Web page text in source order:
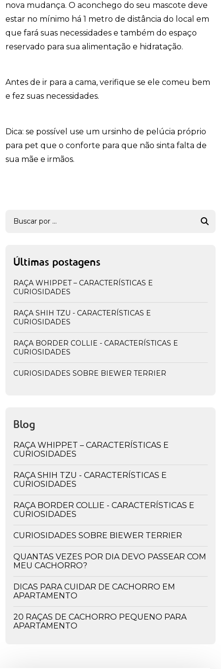
nova mudança. O aconchego do seu mascote deve
estar no mínimo há 1 metro de distância do local em
que fará suas necessidades e também do espaço
reservado para sua alimentação e hidratação.
Antes de ir para a cama, verifique se ele comeu bem
e fez suas necessidades.
Dica: se possível use um ursinho de pelúcia próprio
para pet que o conforte para que não sinta falta de
sua mãe e irmãos.
Últimas postagens
RAÇA WHIPPET – CARACTERÍSTICAS E
CURIOSIDADES
RAÇA SHIH TZU - CARACTERÍSTICAS E
CURIOSIDADES
RAÇA BORDER COLLIE - CARACTERÍSTICAS E
CURIOSIDADES
CURIOSIDADES SOBRE BIEWER TERRIER
Blog
RAÇA WHIPPET – CARACTERÍSTICAS E
CURIOSIDADES
RAÇA SHIH TZU - CARACTERÍSTICAS E
CURIOSIDADES
RAÇA BORDER COLLIE - CARACTERÍSTICAS E
CURIOSIDADES
CURIOSIDADES SOBRE BIEWER TERRIER
QUANTAS VEZES POR DIA DEVO PASSEAR COM
MEU CACHORRO?
DICAS PARA CUIDAR DE CACHORRO EM
APARTAMENTO
20 RAÇAS DE CACHORRO PEQUENO PARA
APARTAMENTO